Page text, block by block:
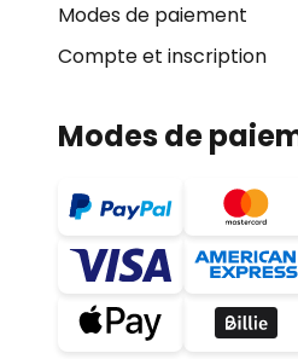
Modes de paiement
Compte et inscription
Modes de